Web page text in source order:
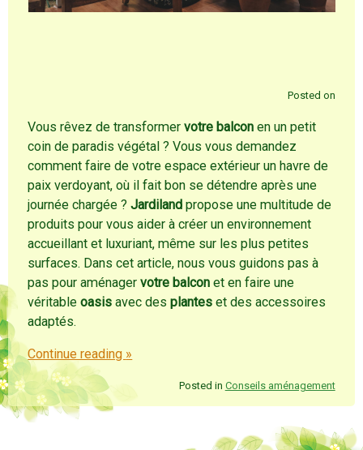
Posted on
Vous rêvez de transformervotre balcon en un petit
coin de paradis végétal ? Vous vous demandez
comment faire de votre espace extérieur un havre de
paix verdoyant, où il fait bon se détendre après une
journée chargée ?Jardiland propose une multitude de
produits pour vous aider à créer un environnement
accueillant et luxuriant, même sur les plus petites
surfaces. Dans cet article, nous vous guidons pas à
pas pour aménagervotre balcon et en faire une
véritableoasis avec desplantes et des accessoires
adaptés.
Continue reading »
Posted in Conseils aménagement